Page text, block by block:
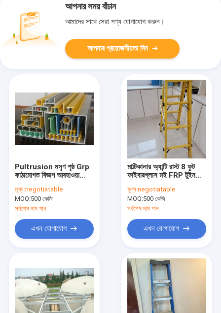
আপনার সময় বাঁচান
আমাদের সাথে সেরা পণ্য যোগাযোগ করুন।
আপনার প্রয়োজনীয়তা দিন
Pultrusion মসৃণ পৃষ্ঠ Grp
কাঠামোগত বিভাগ আবহাওয়া
মূল্য:negotiatable
MOQ:500 কেজি
সর্বশেষ দাম পান
এখন যোগাযোগ
মাল্টিকালার অ্যান্টি রাস্ট 8 ফুট
ফাইবারগ্লাস মই FRP টুইন
মূল্য:negotiatable
MOQ:500 কেজি
সর্বশেষ দাম পান
এখন যোগাযোগ